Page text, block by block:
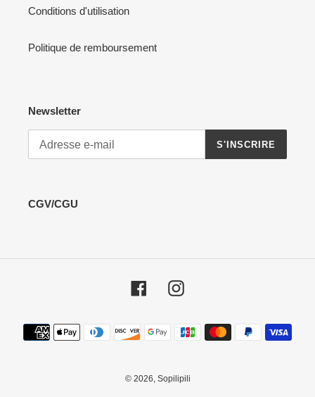
Conditions d'utilisation
Politique de remboursement
Newsletter
S'INSCRIRE
CGV/CGU
FacebookInstagram
Moyens
de
© 2026, Sopilipili